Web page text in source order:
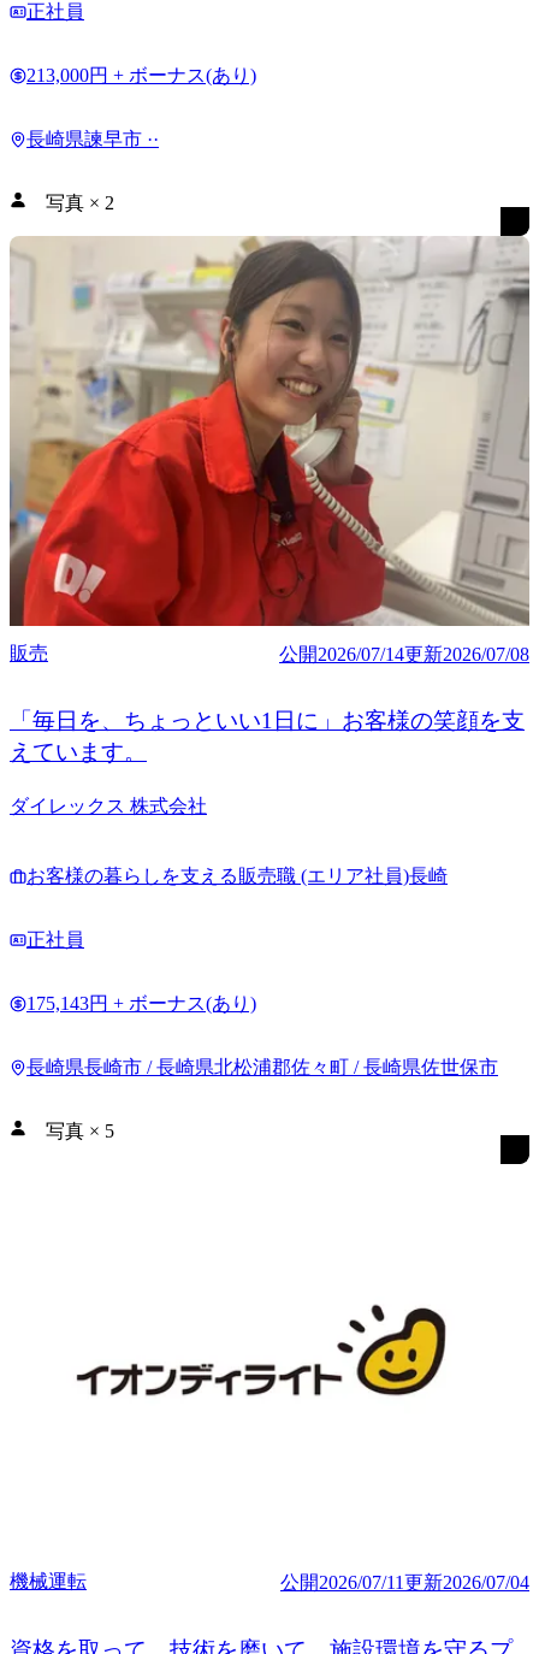
正社員
213,000円 + ボーナス(あり)
長崎県諫早市 ··
写真 × 2
販売 公開2026/07/14更新2026/07/08
「毎日を、ちょっといい1日に」お客様の笑顔を支
えています。
ダイレックス 株式会社
お客様の暮らしを支える販売職 (エリア社員)長崎
正社員
175,143円 + ボーナス(あり)
長崎県長崎市 / 長崎県北松浦郡佐々町 / 長崎県佐世保市
写真 × 5
機械運転 公開2026/07/11更新2026/07/04